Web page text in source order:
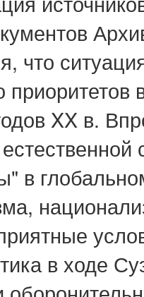
что
XX в.
в
в ходе